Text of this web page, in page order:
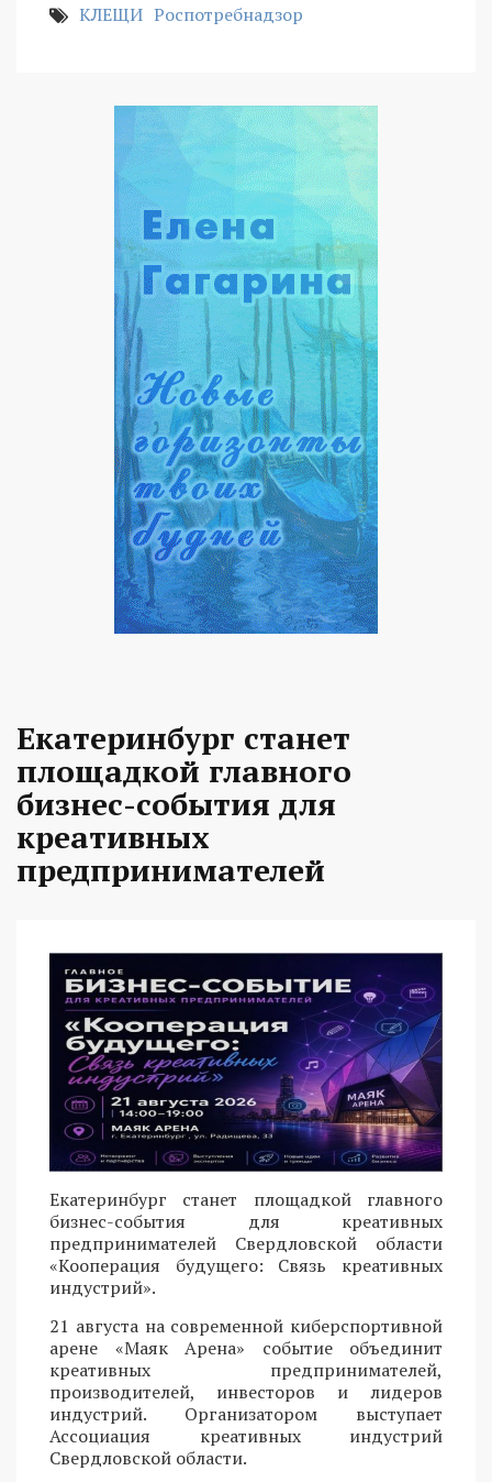
КЛЕЩИ Роспотребнадзор
Екатеринбург станет
площадкой главного
бизнес-события для
креативных
предпринимателей
Екатеринбург станет площадкой главного
бизнес-события для креативных
предпринимателей Свердловской области
«Кооперация будущего: Связь креативных
индустрий».
21 августа на современной киберспортивной
арене «Маяк Арена» событие объединит
креативных предпринимателей,
производителей, инвесторов и лидеров
индустрий. Организатором выступает
Ассоциация креативных индустрий
Свердловской области.